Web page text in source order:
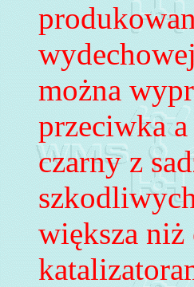
można
przeciwka
czarny z
większa niż